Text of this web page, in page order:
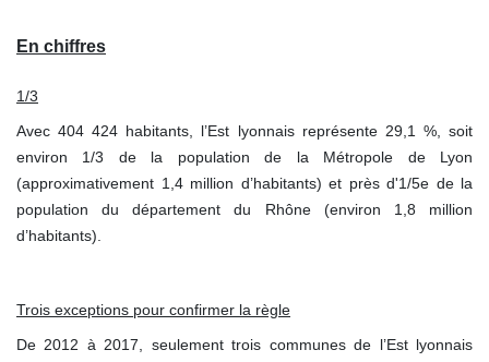
En chiffres
1/3
Avec 404 424 habitants, l’Est lyonnais représente 29,1 %, soit
environ 1/3 de la population de la Métropole de Lyon
(approximativement 1,4 million d’habitants) et près d'1/5e de la
population du département du Rhône (environ 1,8 million
d’habitants).
Trois exceptions pour confirmer la règle
De 2012 à 2017, seulement trois communes de l’Est lyonnais